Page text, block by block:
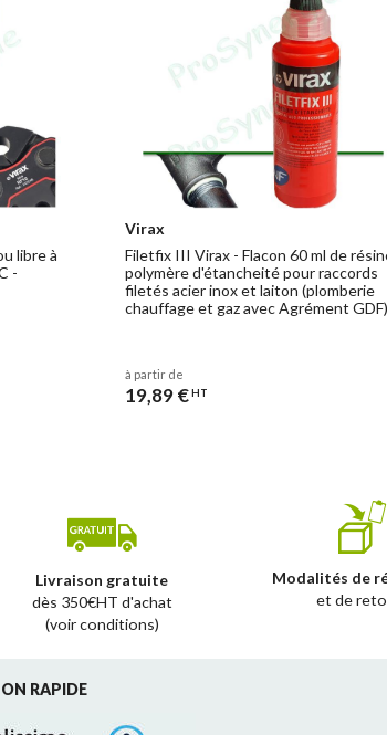
libre à
-
Virax
Filetfix III Virax - Flacon 60 ml de
polymère d'étancheité pour raccords
filetés acier inox et laiton (plomberie
chauffage et gaz avec Agrément GDF)
à partir de
19,89 €HT
Livraison gratuite
dès 350€HT d'achat
(voir conditions)
Modalités de
et de
RAPIDE